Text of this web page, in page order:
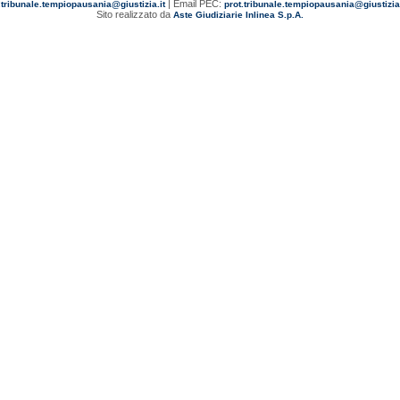
tribunale.tempiopausania@giustizia.it| Email PEC:
Sito realizzato da Aste Giudiziarie Inlinea S.p.A.